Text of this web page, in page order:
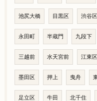
池尻大橋 目黒区 渋谷区
永田町 半蔵門 九段下
三越前 水天宮前 江東区
墨田区 押上 曳舟
足立区 牛田 北千住